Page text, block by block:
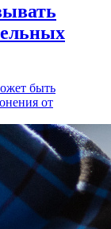
быть
от